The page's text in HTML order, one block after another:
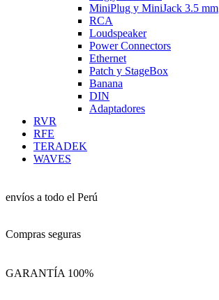
MiniPlug y MiniJack 3.5 mm
RCA
Loudspeaker
Power Connectors
Ethernet
Patch y StageBox
Banana
DIN
Adaptadores
RVR
RFE
TERADEK
WAVES
envíos a todo el Perú
Compras seguras
GARANTÍA 100%